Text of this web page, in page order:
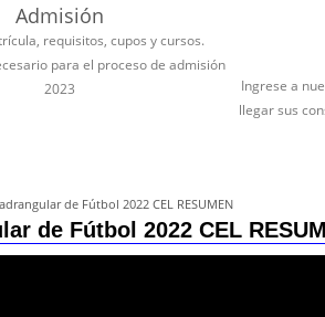
Admisión
requisitos, cupos y cursos.
para el proceso de admisión
2023
Ingrese a
llegar sus
de Fútbol 2022 CEL RESUMEN
de Fútbol 2022 CEL